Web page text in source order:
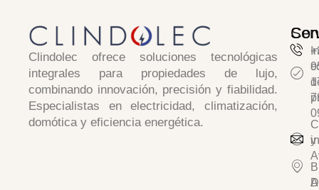
Clindolec ofrece soluciones tecnológicas
integrales para propiedades de lujo,
combinando innovación, precisión y fiabilidad.
Especialistas enelectricidad, climatización,
domótica y eficiencia energética.
y